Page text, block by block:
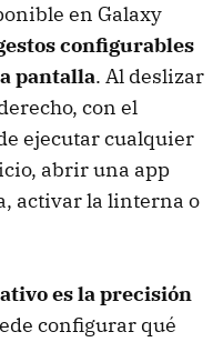
en Galaxy
configurables
pantalla. Al deslizar
con el
ejecutar cualquier
abrir una app
activar la linterna o
es la precisión
configurar qué